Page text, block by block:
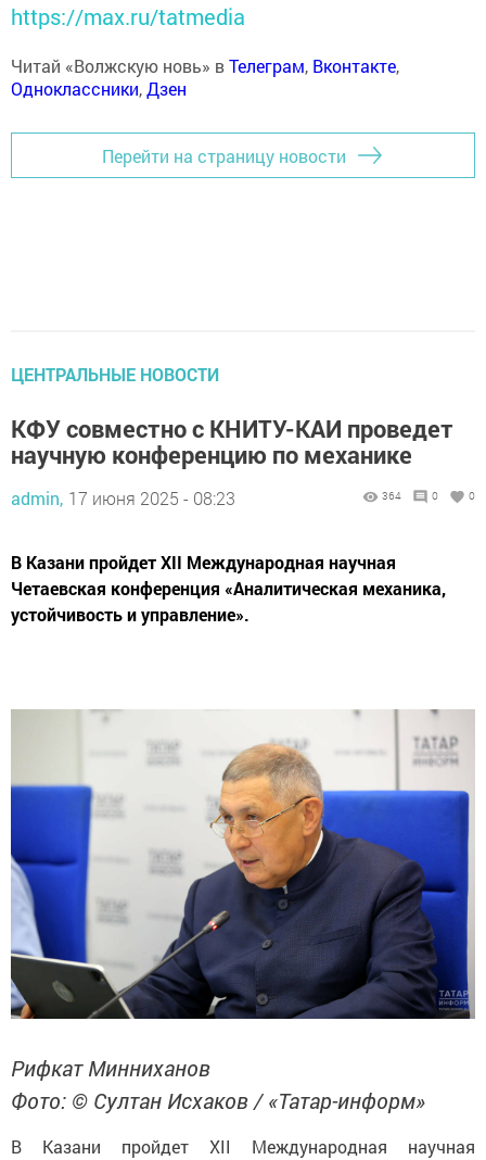
https://max.ru/tatmedia
Читай «Волжскую новь» вТелеграм, Вконтакте,
Одноклассники,Дзен
Перейти на страницу новости
ЦЕНТРАЛЬНЫЕ НОВОСТИ
КФУ совместно с КНИТУ-КАИ проведет
научную конференцию по механике
admin, 17 июня 2025 - 08:23 364 0 0
В Казани пройдет XII Международная научная
Четаевская конференция «Аналитическая механика,
устойчивость и управление».
Рифкат Минниханов
Фото: © Султан Исхаков / «Татар-информ»
В Казани пройдет XII Международная научная